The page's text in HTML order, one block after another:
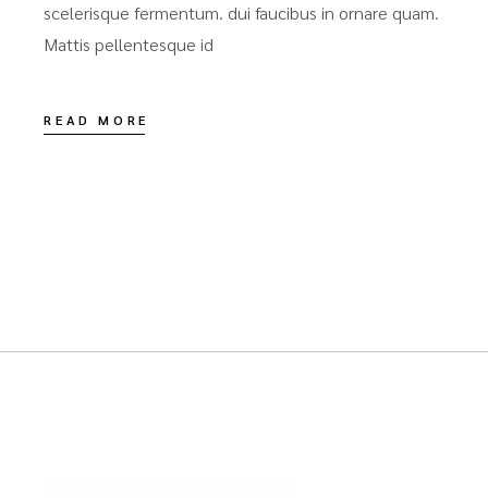
scelerisque fermentum. dui faucibus in ornare quam.
Mattis pellentesque id
READ MORE